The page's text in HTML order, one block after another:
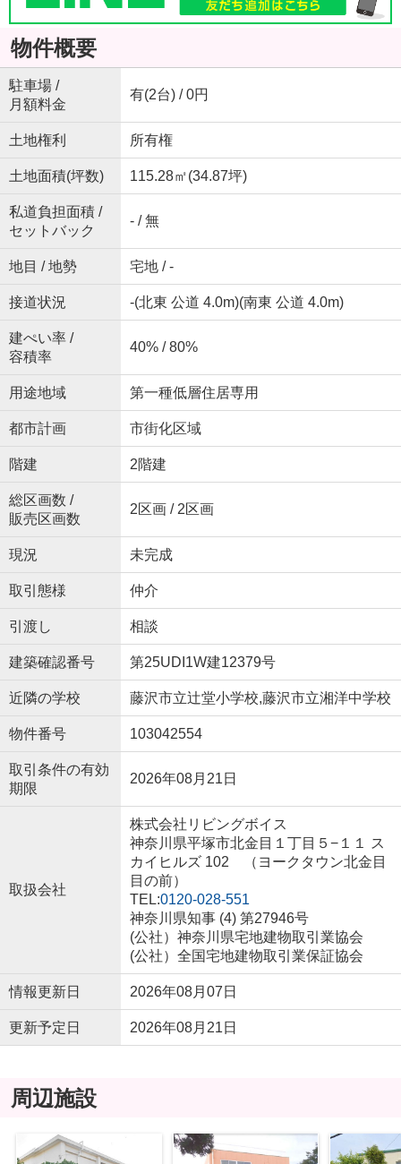
物件概要
駐車場 /
月額料金
有(2台) / 0円
土地権利 所有権
土地面積(坪数) 115.28㎡(34.87坪)
私道負担面積 /
セットバック
- / 無
地目 / 地勢 宅地 / -
接道状況 -(北東 公道 4.0m)(南東 公道 4.0m)
建ぺい率 /
容積率
40% / 80%
用途地域 第一種低層住居専用
都市計画 市街化区域
階建 2階建
総区画数 /
販売区画数
2区画 / 2区画
現況 未完成
取引態様 仲介
引渡し 相談
建築確認番号 第25UDI1W建12379号
近隣の学校 藤沢市立辻堂小学校,藤沢市立湘洋中学校
物件番号 103042554
取引条件の有効
期限
2026年08月21日
取扱会社
株式会社リビングボイス
神奈川県平塚市北金目１丁目５−１１ ス
カイヒルズ 102 （ヨークタウン北金目
目の前）
TEL:0120-028-551
神奈川県知事 (4) 第27946号
(公社）神奈川県宅地建物取引業協会
(公社）全国宅地建物取引業保証協会
情報更新日 2026年08月07日
更新予定日 2026年08月21日
周辺施設